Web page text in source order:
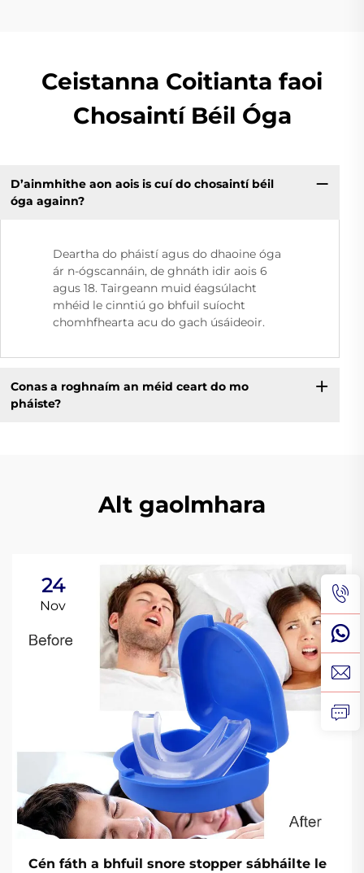
Ceistanna Coitianta faoi
Chosaintí Béil Óga
D’ainmhithe aon aois is cuí do chosaintí béil
óga againn?
Deartha do pháistí agus do dhaoine óga
ár n-ógscannáin, de ghnáth idir aois 6
agus 18. Tairgeann muid éagsúlacht
mhéid le cinntiú go bhfuil suíocht
chomhfhearta acu do gach úsáideoir.
Conas a roghnaím an méid ceart do mo
pháiste?
Alt gaolmhara
24
Nov
Cén fáth a bhfuil snore stopper sábháilte le